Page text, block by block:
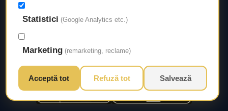
Asigurăm un timp de livrare scurt, astfel încât să aveți
acces la piesele necesare fără întârzieri.
© 2026 Autorival. Toate drepturile rezervate.
Statistici (Google Analytics etc.)
Marketing (remarketing, reclame)
Acceptă tot Refuză tot Salvează